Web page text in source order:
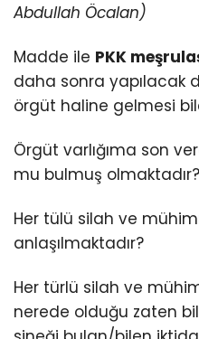
Abdullah Öcalan)
Madde ile PKK
daha sonra yapılacak
örgüt haline gelmesi
Örgüt varlığıma son
mu bulmuş olmaktadır?
Her tülü silah ve
anlaşılmaktadır?
Her türlü silah ve
nerede olduğu zaten